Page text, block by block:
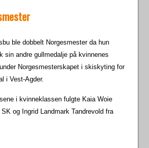
ble dobbelt Norgesmester da hun
sin andre gullmedalje på kvinnenes
Norgesmesterskapet i skiskyting for
i Vest-Agder.
i kvinneklassen fulgte Kaia Woie
og Ingrid Landmark Tandrevold fra